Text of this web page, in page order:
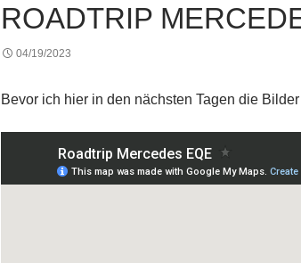
ROADTRIP
04/19/2023
Bevor ich hier in den nächsten Tagen die